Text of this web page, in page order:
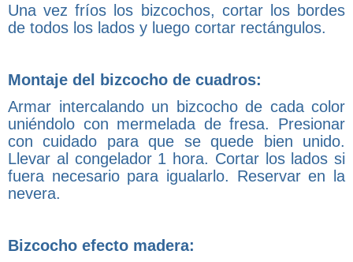
Una vez fríos los bizcochos, cortar los bordes
de todos los lados y luego cortar rectángulos.
Montaje del bizcocho de cuadros:
Armar intercalando un bizcocho de cada color
uniéndolo con mermelada de fresa. Presionar
con cuidado para que se quede bien unido.
Llevar al congelador 1 hora. Cortar los lados si
fuera necesario para igualarlo. Reservar en la
nevera.
Bizcocho efecto madera: